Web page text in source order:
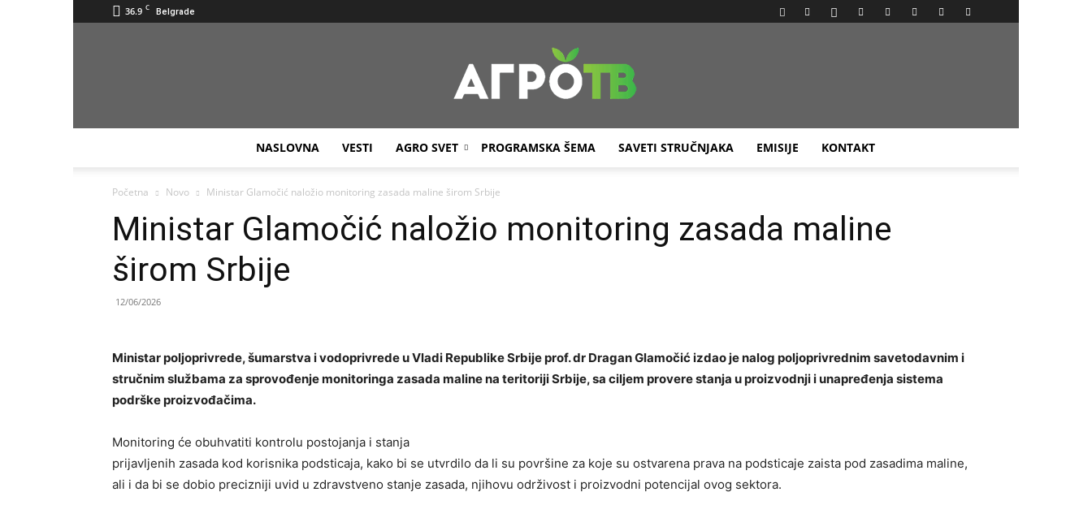
36.9 C Belgrade
NASLOVNA VESTI AGRO SVET PROGRAMSKA ŠEMA SAVETI STRUČNJAKA EMISIJE KONTAKT
Početna Novo Ministar Glamočić naložio monitoring zasada maline širom Srbije
Ministar Glamočić naložio monitoring zasada maline
širom Srbije
12/06/2026
Ministar poljoprivrede, šumarstva i vodoprivrede u Vladi Republike Srbije prof. dr Dragan Glamočić izdao je nalog poljoprivrednim savetodavnim i
stručnim službama za sprovođenje monitoringa zasada maline na teritoriji Srbije, sa ciljem provere stanja u proizvodnji i unapređenja sistema
podrške proizvođačima.
Monitoring će obuhvatiti kontrolu postojanja i stanja
prijavljenih zasada kod korisnika podsticaja, kako bi se utvrdilo da li su površine za koje su ostvarena prava na podsticaje zaista pod zasadima maline,
ali i da bi se dobio precizniji uvid u zdravstveno stanje zasada, njihovu održivost i proizvodni potencijal ovog sektora.